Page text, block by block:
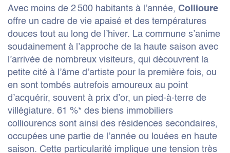
Avec moins de 2 500 habitants à l’année, Collioure
offre un cadre de vie apaisé et des températures
douces tout au long de l’hiver. La commune s’anime
soudainement à l’approche de la haute saison avec
l’arrivée de nombreux visiteurs, qui découvrent la
petite cité à l’âme d’artiste pour la première fois, ou
en sont tombés autrefois amoureux au point
d’acquérir, souvent à prix d’or, un pied-à-terre de
villégiature. 61 %* des biens immobiliers
colliourencs sont ainsi des résidences secondaires,
occupées une partie de l’année ou louées en haute
saison. Cette particularité implique une tension très